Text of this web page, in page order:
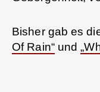
Bisher gab es
Of Rain“und